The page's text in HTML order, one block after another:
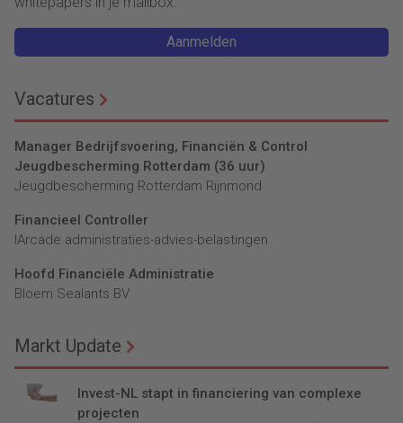
Aanmelden
Vacatures
Manager Bedrijfsvoering, Financiën & Control
Jeugdbescherming Rotterdam (36 uur)
Jeugdbescherming Rotterdam Rijnmond
Financieel Controller
lArcade administraties-advies-belastingen
Hoofd Financiële Administratie
Bloem Sealants BV
Markt Update
Invest-NL stapt in financiering van complexe
projecten